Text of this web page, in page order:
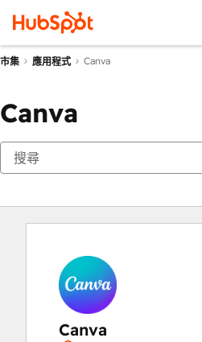
市集 應用程式 Canva
Canva
Canva